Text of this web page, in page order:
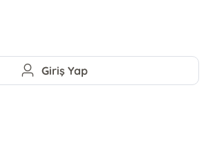
Giriş Yap